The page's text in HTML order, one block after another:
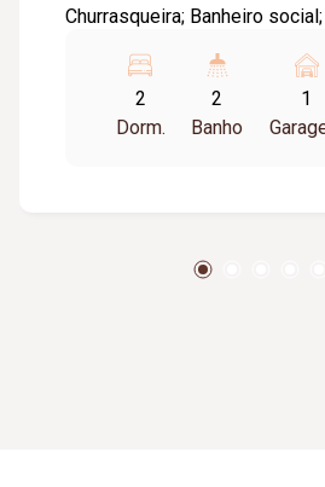
Churrasqueira; Banheiro
01 carro; Aproximadamente
eletrônico; Interfone; Cerca
Internet; Elevador; Piso:
2
Dorm.
2
Banho
1